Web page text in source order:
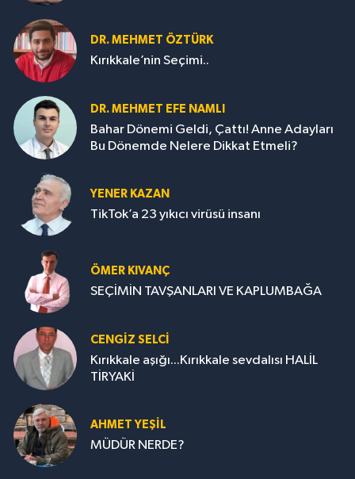
DR. MEHMET ÖZTÜRK
Kırıkkale’nin Seçimi..
DR. MEHMET EFE NAMLI
Bahar Dönemi Geldi, Çattı! Anne Adayları
Bu Dönemde Nelere Dikkat Etmeli?
YENER KAZAN
TikTok’a 23 yıkıcı virüsü insanı
ÖMER KIVANÇ
SEÇİMİN TAVŞANLARI VE KAPLUMBAĞA
CENGİZ SELCİ
Kırıkkale aşığı...Kırıkkale sevdalısı HALİL
TİRYAKİ
AHMET YEŞİL
MÜDÜR NERDE?